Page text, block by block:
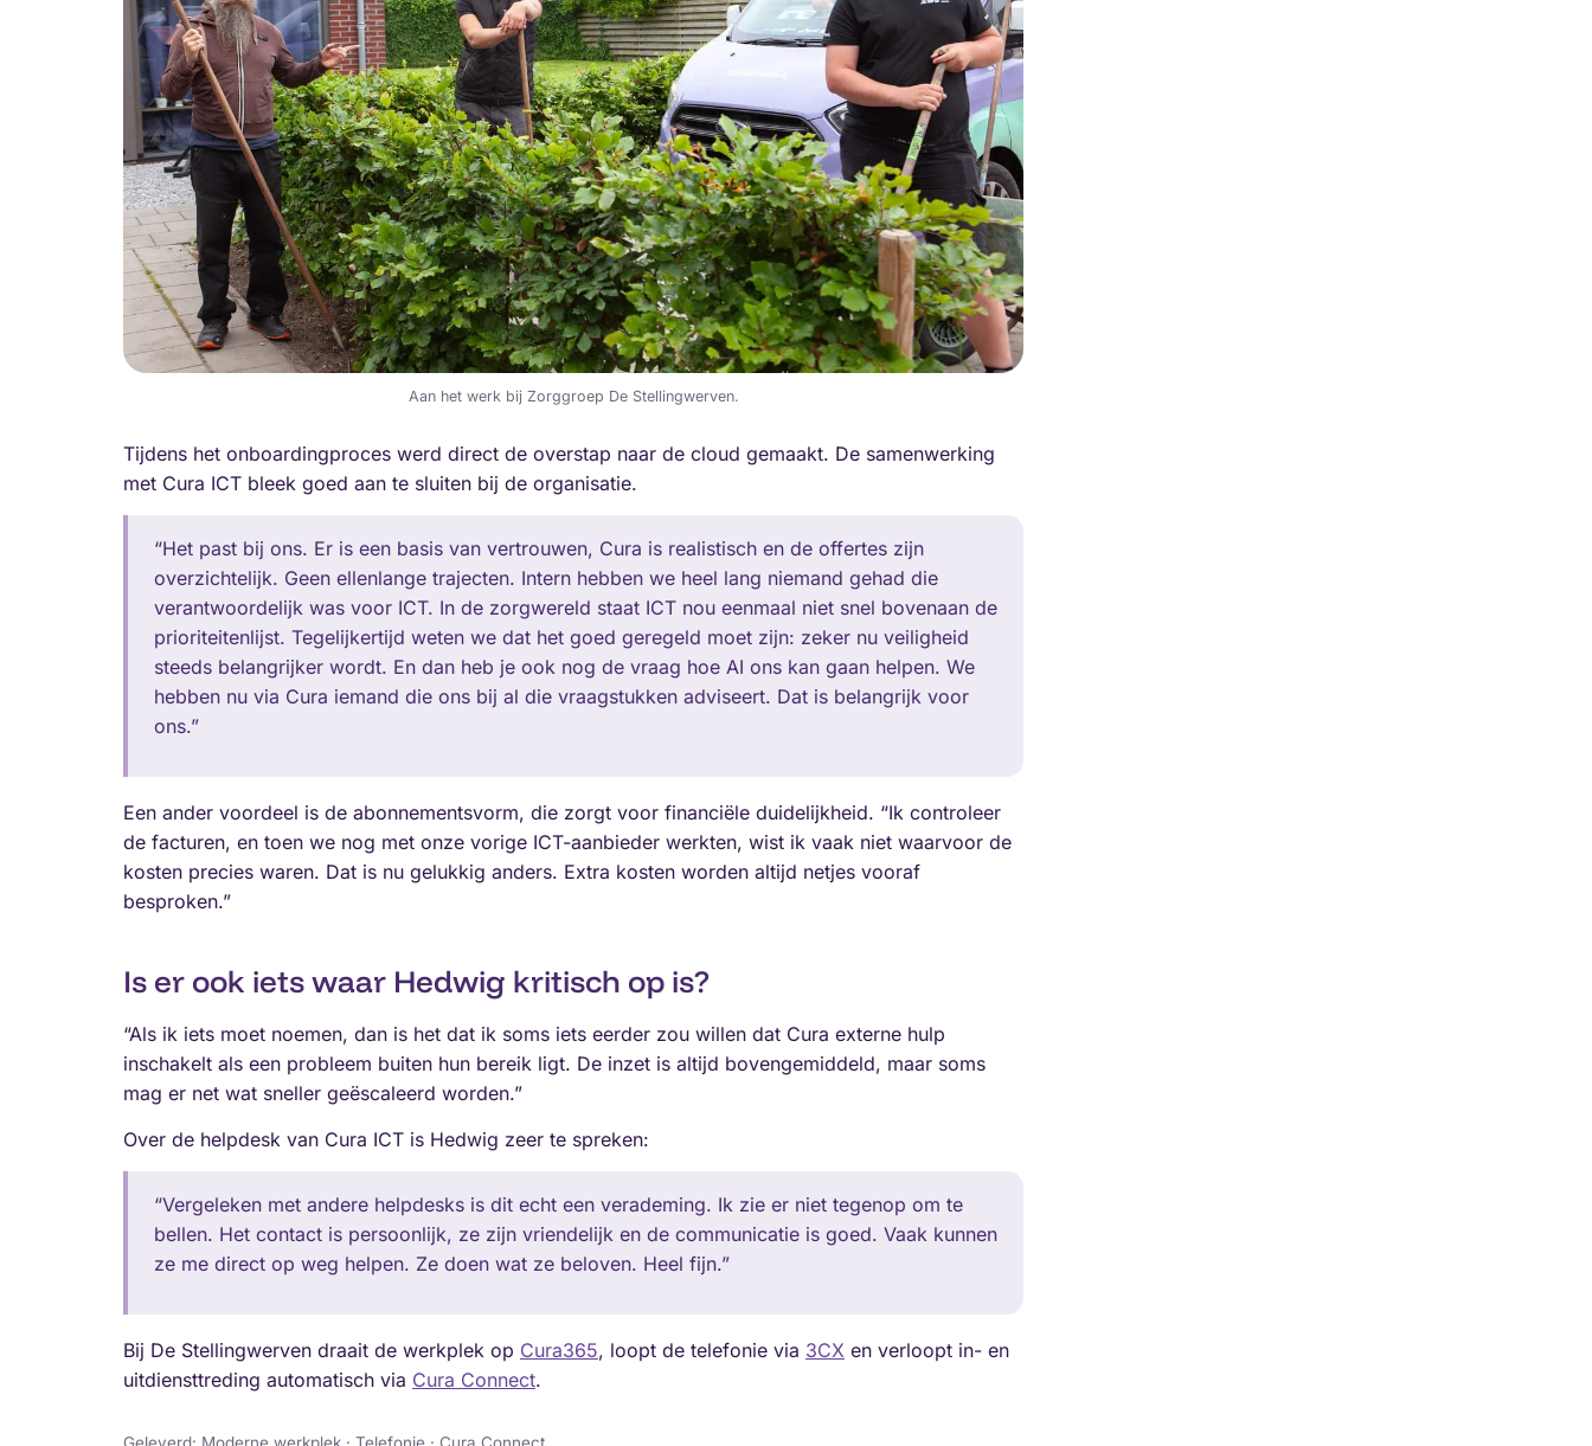
Aan het werk bij Zorggroep De Stellingwerven.
Tijdens het onboardingproces werd direct de overstap naar de cloud gemaakt. De samenwerking
met Cura ICT bleek goed aan te sluiten bij de organisatie.
“Het past bij ons. Er is een basis van vertrouwen, Cura is realistisch en de offertes zijn
overzichtelijk. Geen ellenlange trajecten. Intern hebben we heel lang niemand gehad die
verantwoordelijk was voor ICT. In de zorgwereld staat ICT nou eenmaal niet snel bovenaan de
prioriteitenlijst. Tegelijkertijd weten we dat het goed geregeld moet zijn: zeker nu veiligheid
steeds belangrijker wordt. En dan heb je ook nog de vraag hoe AI ons kan gaan helpen. We
hebben nu via Cura iemand die ons bij al die vraagstukken adviseert. Dat is belangrijk voor
ons.”
Een ander voordeel is de abonnementsvorm, die zorgt voor financiële duidelijkheid. “Ik controleer
de facturen, en toen we nog met onze vorige ICT-aanbieder werkten, wist ik vaak niet waarvoor de
kosten precies waren. Dat is nu gelukkig anders. Extra kosten worden altijd netjes vooraf
besproken.”
Is er ook iets waar Hedwig kritisch op is?
“Als ik iets moet noemen, dan is het dat ik soms iets eerder zou willen dat Cura externe hulp
inschakelt als een probleem buiten hun bereik ligt. De inzet is altijd bovengemiddeld, maar soms
mag er net wat sneller geëscaleerd worden.”
Over de helpdesk van Cura ICT is Hedwig zeer te spreken:
“Vergeleken met andere helpdesks is dit echt een verademing. Ik zie er niet tegenop om te
bellen. Het contact is persoonlijk, ze zijn vriendelijk en de communicatie is goed. Vaak kunnen
ze me direct op weg helpen. Ze doen wat ze beloven. Heel fijn.”
Bij De Stellingwerven draait de werkplek op Cura365, loopt de telefonie via 3CX en verloopt in- en
uitdiensttreding automatisch via Cura Connect.